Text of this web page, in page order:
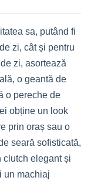
sa, putând fi
zi, cât și pentru
zi, asortează
o geantă de
o pereche de
obține un look
prin oraș sau o
seară sofisticată,
clutch elegant și
un machiaj